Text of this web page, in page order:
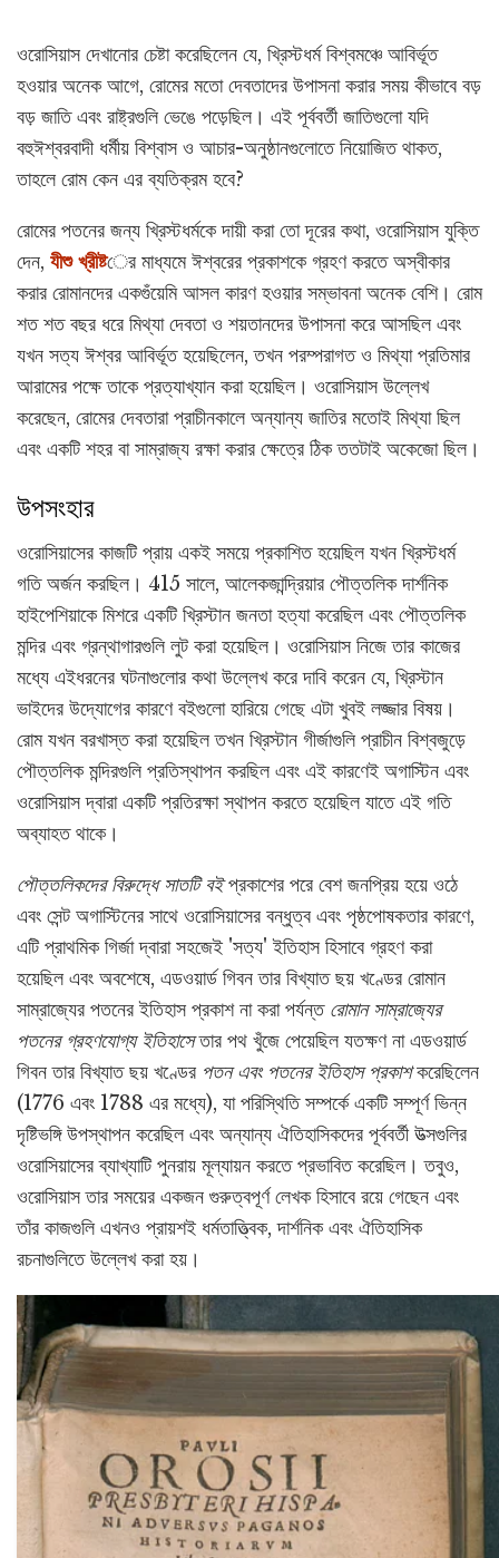
ওরোসিয়াস দেখানোর চেষ্টা করেছিলেন যে, খ্রিস্টধর্ম বিশ্বমঞ্চে আবির্ভূত
হওয়ার অনেক আগে, রোমের মতো দেবতাদের উপাসনা করার সময় কীভাবে বড়
বড় জাতি এবং রাষ্ট্রগুলি ভেঙে পড়েছিল। এই পূর্ববর্তী জাতিগুলো যদি
বহুঈশ্বরবাদী ধর্মীয় বিশ্বাস ও আচার-অনুষ্ঠানগুলোতে নিয়োজিত থাকত,
তাহলে রোম কেন এর ব্যতিক্রম হবে?
রোমের পতনের জন্য খ্রিস্টধর্মকে দায়ী করা তো দূরের কথা, ওরোসিয়াস যুক্তি
দেন, যীশু খ্রীষ্টের মাধ্যমে ঈশ্বরের প্রকাশকে গ্রহণ করতে অস্বীকার
করার রোমানদের একগুঁয়েমি আসল কারণ হওয়ার সম্ভাবনা অনেক বেশি। রোম
শত শত বছর ধরে মিথ্যা দেবতা ও শয়তানদের উপাসনা করে আসছিল এবং
যখন সত্য ঈশ্বর আবির্ভূত হয়েছিলেন, তখন পরম্পরাগত ও মিথ্যা প্রতিমার
আরামের পক্ষে তাকে প্রত্যাখ্যান করা হয়েছিল। ওরোসিয়াস উল্লেখ
করেছেন, রোমের দেবতারা প্রাচীনকালে অন্যান্য জাতির মতোই মিথ্যা ছিল
এবং একটি শহর বা সাম্রাজ্য রক্ষা করার ক্ষেত্রে ঠিক ততটাই অকেজো ছিল।
উপসংহার
ওরোসিয়াসের কাজটি প্রায় একই সময়ে প্রকাশিত হয়েছিল যখন খ্রিস্টধর্ম
গতি অর্জন করছিল। 415 সালে, আলেকজান্দ্রিয়ার পৌত্তলিক দার্শনিক
হাইপেশিয়াকে মিশরে একটি খ্রিস্টান জনতা হত্যা করেছিল এবং পৌত্তলিক
মন্দির এবং গ্রন্থাগারগুলি লুট করা হয়েছিল। ওরোসিয়াস নিজে তার কাজের
মধ্যে এইধরনের ঘটনাগুলোর কথা উল্লেখ করে দাবি করেন যে, খ্রিস্টান
ভাইদের উদ্যোগের কারণে বইগুলো হারিয়ে গেছে এটা খুবই লজ্জার বিষয়।
রোম যখন বরখাস্ত করা হয়েছিল তখন খ্রিস্টান গীর্জাগুলি প্রাচীন বিশ্বজুড়ে
পৌত্তলিক মন্দিরগুলি প্রতিস্থাপন করছিল এবং এই কারণেই অগাস্টিন এবং
ওরোসিয়াস দ্বারা একটি প্রতিরক্ষা স্থাপন করতে হয়েছিল যাতে এই গতি
অব্যাহত থাকে।
পৌত্তলিকদের বিরুদ্ধে সাতটি বইপ্রকাশের পরে বেশ জনপ্রিয় হয়ে ওঠে
এবং সেন্ট অগাস্টিনের সাথে ওরোসিয়াসের বন্ধুত্ব এবং পৃষ্ঠপোষকতার কারণে,
এটি প্রাথমিক গির্জা দ্বারা সহজেই 'সত্য' ইতিহাস হিসাবে গ্রহণ করা
হয়েছিল এবং অবশেষে, এডওয়ার্ড গিবন তার বিখ্যাত ছয় খণ্ডের রোমান
সাম্রাজ্যের পতনের ইতিহাস প্রকাশ না করা পর্যন্ত রোমান সাম্রাজ্যের
পতনের গ্রহণযোগ্য ইতিহাসেতার পথ খুঁজে পেয়েছিল যতক্ষণ না এডওয়ার্ড
গিবন তার বিখ্যাত ছয় খণ্ডের পতন এবং পতনের ইতিহাস প্রকাশকরেছিলেন
(1776 এবং 1788 এর মধ্যে), যা পরিস্থিতি সম্পর্কে একটি সম্পূর্ণ ভিন্ন
দৃষ্টিভঙ্গি উপস্থাপন করেছিল এবং অন্যান্য ঐতিহাসিকদের পূর্ববর্তী উত্সগুলির
ওরোসিয়াসের ব্যাখ্যাটি পুনরায় মূল্যায়ন করতে প্রভাবিত করেছিল। তবুও,
ওরোসিয়াস তার সময়ের একজন গুরুত্বপূর্ণ লেখক হিসাবে রয়ে গেছেন এবং
তাঁর কাজগুলি এখনও প্রায়শই ধর্মতাত্ত্বিক, দার্শনিক এবং ঐতিহাসিক
রচনাগুলিতে উল্লেখ করা হয়।